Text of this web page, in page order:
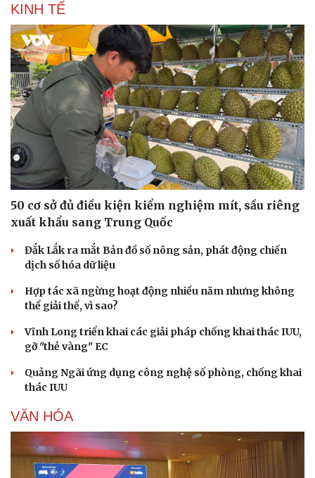
Văn hóa
Sân khấu - Điện ảnh
Văn học
Âm nhạc
Di sản
Giải trí
Nghệ sĩ
Thời trang
Sao Việt
KINH TẾ
50 cơ sở đủ điều kiện kiểm nghiệm mít, sầu riêng
xuất khẩu sang Trung Quốc
Đắk Lắk ra mắt Bản đồ số nông sản, phát động chiến
dịch số hóa dữ liệu
Hợp tác xã ngừng hoạt động nhiều năm nhưng không
thể giải thể, vì sao?
Vĩnh Long triển khai các giải pháp chống khai thác IUU,
gỡ "thẻ vàng" EC
Quảng Ngãi ứng dụng công nghệ số phòng, chống khai
thác IUU
VĂN HÓA